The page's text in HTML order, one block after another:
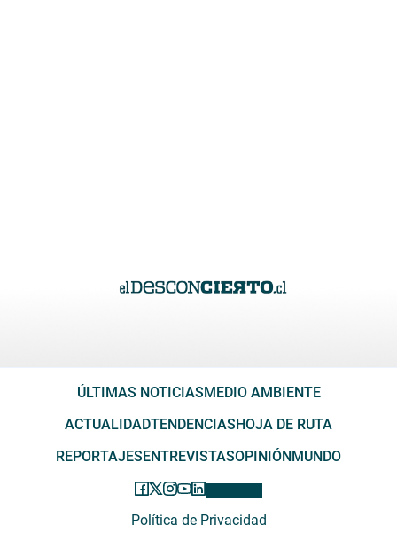
ÚLTIMAS NOTICIAS MEDIO AMBIENTE
ACTUALIDADTENDENCIAS HOJA DE RUTA
REPORTAJES ENTREVISTASOPINIÓN MUNDO
Política de Privacidad